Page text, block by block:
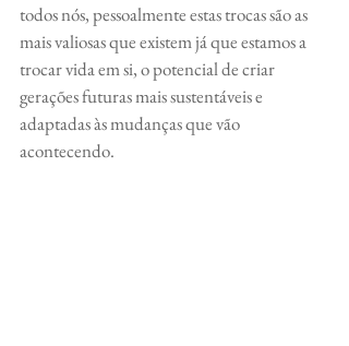
todos nós, pessoalmente estas trocas são as
mais valiosas que existem já que estamos a
trocar vida em si, o potencial de criar
gerações futuras mais sustentáveis e
adaptadas às mudanças que vão
acontecendo.